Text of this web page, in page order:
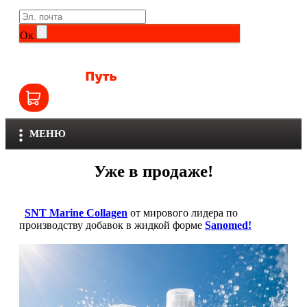
Ок
МЕНЮ
Общие комплексы
Витамины группы B
Витамины для детей
Железо
Кальций
Селен
Здоровье и красота
Life Extension
NOW
Olimp
Optimum Nutrition
Scitec Nutrition
Уже в продаже!
SNT Marine Collagen от мирового лидера по
производству добавок в жидкой форме Sanomed!